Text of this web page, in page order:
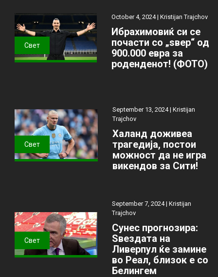
Свет
October 4, 2024 |Kristijan Trajchov
Ибрахимовиќ си се
почасти со „ѕвер“ од
900.000 евра за
роденденот! (ФОТО)
Свет
September 13, 2024 | Kristijan
Trajchov
Халанд доживеа
трагедија, постои
можност да не игра
викендов за Сити!
Свет
September 7, 2024 | Kristijan
Trajchov
Сунес прогнозира:
Ѕвездата на
Ливерпул ќе замине
во Реал, близок е со
Белингем